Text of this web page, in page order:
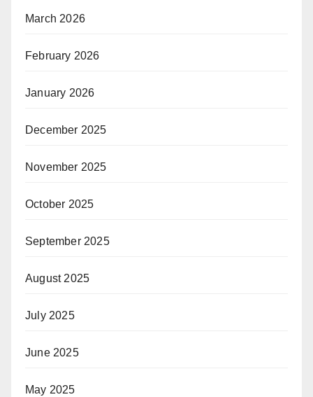
March 2026
February 2026
January 2026
December 2025
November 2025
October 2025
September 2025
August 2025
July 2025
June 2025
May 2025